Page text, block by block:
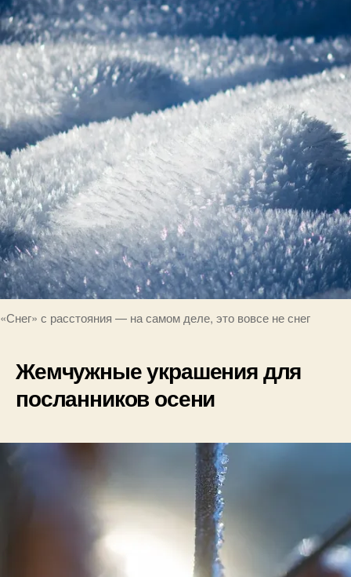
«Снег» с расстояния — на самом деле, это вовсе не снег
Жемчужные украшения для
посланников осени